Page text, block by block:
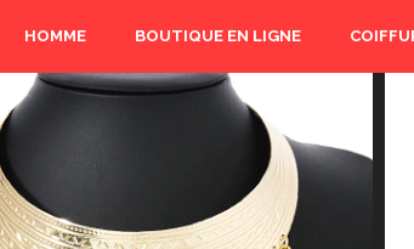
HOMME BOUTIQUE EN LIGNE